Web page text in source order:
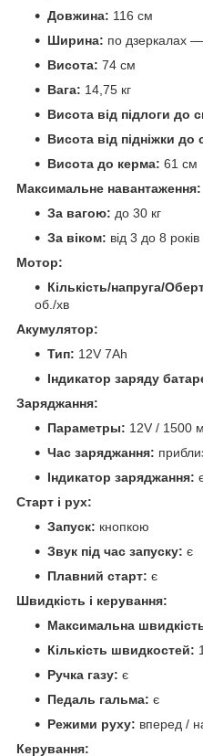
Довжина: 116 см
Ширина: по дзеркалах
Висота: 74 см
Вага: 14,75 кг
Висота від підлоги до
Висота від підніжки до
Висота до керма: 61 см
Максимальне навантаження:
За вагою: до 30 кг
За віком: від 3 до 8 років
Мотор:
Кількість/напруга/
об./хв
Акумулятор:
Тип: 12V 7Ah
Індикатор заряду
Заряджання:
Параметры: 12V / 1500
Час заряджання:
Індикатор заряджання:
Старт і рух:
Запуск: кнопкою
Звук під час запуску: є
Плавний старт: є
Швидкість і керування:
Максимальна
Кількість швидкостей:
Ручка газу: є
Педаль гальма: є
Режими руху: вперед /
Керування: